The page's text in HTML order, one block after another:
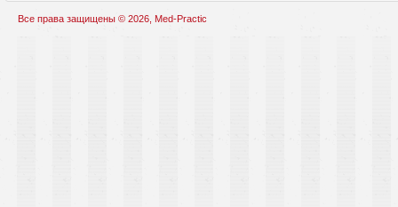
Все права защищены © 2026, Med-Practic